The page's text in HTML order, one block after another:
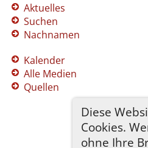
Diese
Cookies.
ohne Ihre
Aktuelles
Suchen
Nachnamen
Kalender
Alle Medien
Quellen